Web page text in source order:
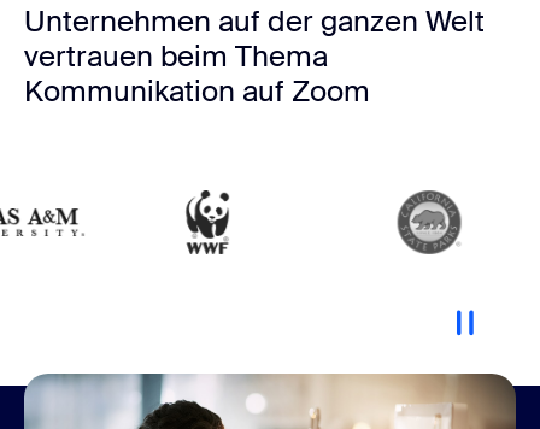
Unternehmen auf der ganzen Welt
vertrauen beim Thema
Kommunikation auf Zoom